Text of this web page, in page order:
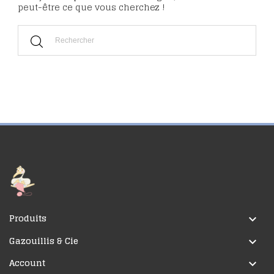
peut-être ce que vous cherchez !
Produits 
Gazouillis & Cie 
Account 